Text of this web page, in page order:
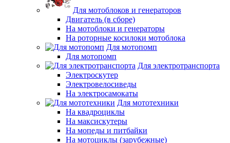
Для мотоблоков и генераторов
Двигатель (в сборе)
На мотоблоки и генераторы
На роторные косилоки мотоблока
Для мотопомп
Для мотопомп
Для электротранспорта
Электроскутер
Электровелосиведы
На электросамокаты
Для мототехники
На квадроциклы
На максискутеры
На мопеды и питбайки
На мотоциклы (зарубежные)